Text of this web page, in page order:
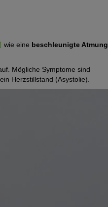
wie eine beschleunigte Atmung
Mögliche Symptome sind
Herzstillstand (Asystolie).